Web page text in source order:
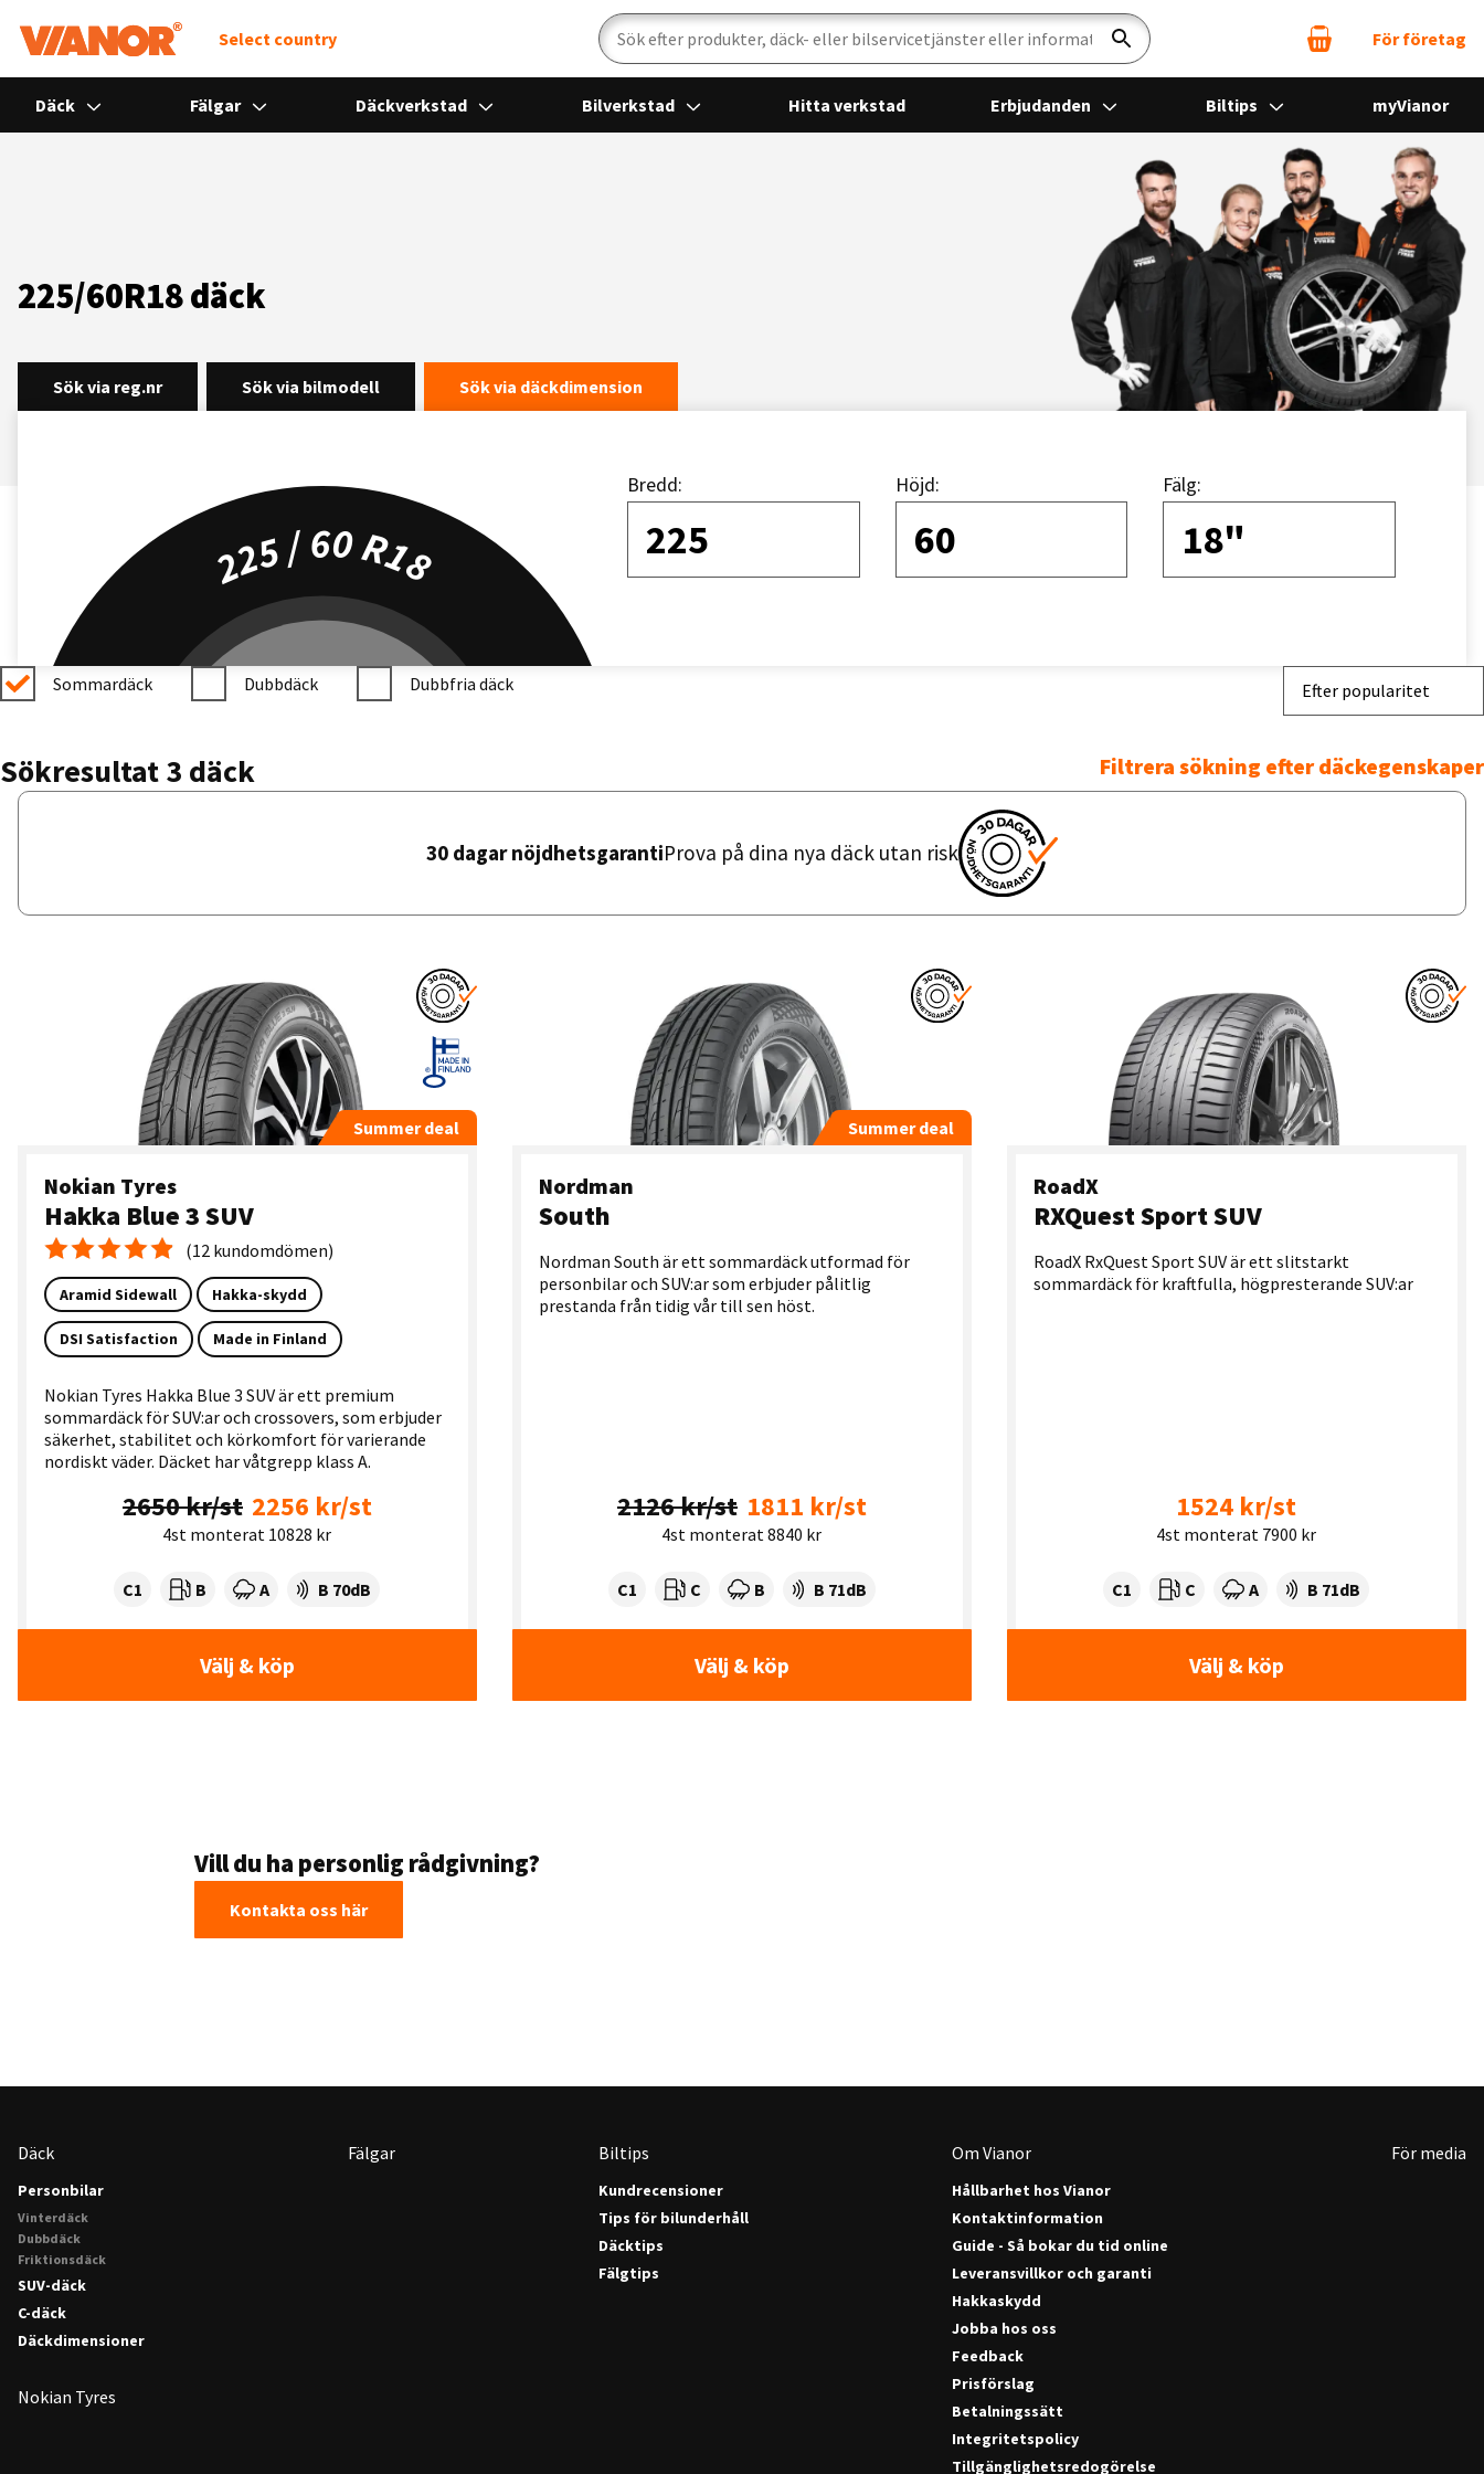
Select country Sök För företag
Däck Fälgar Däckverkstad Bilverkstad Hitta verkstad Erbjudanden Biltips myVianor
225/60R18 däck
Sök via reg.nr Sök via bilmodell Sök via däckdimension
225 / 60 R18
Bredd:
225
Höjd:
60
Fälg:
18"
Sommardäck Dubbdäck Dubbfria däck Efter popularitet
Sökresultat 3 däck Filtrera sökning efter däckegenskaper
30 dagar nöjdhetsgarantiProva på dina nya däck utan risk
Summer deal
Nokian Tyres
Hakka Blue 3 SUV
Medelbetyg 4.9 (12 kundomdömen)
Aramid Sidewall Hakka-skydd
DSI Satisfaction Made in Finland
Nokian Tyres Hakka Blue 3 SUV är ett premium
sommardäck för SUV:ar och crossovers, som erbjuder
säkerhet, stabilitet och körkomfort för varierande
nordiskt väder. Däcket har våtgrepp klass A.
2650 kr/st 2256 kr/st
4st monterat 10828 kr
Tyre class:
C1 Rullmotstånd:
B Våtgrepp:
A Ljudnivå dB:
B 70dB
Välj & köp
Summer deal
Nordman
South
Nordman South är ett sommardäck utformad för
personbilar och SUV:ar som erbjuder pålitlig
prestanda från tidig vår till sen höst.
2126 kr/st 1811 kr/st
4st monterat 8840 kr
Tyre class:
C1 Rullmotstånd:
C Våtgrepp:
B Ljudnivå dB:
B 71dB
Välj & köp
RoadX
RXQuest Sport SUV
RoadX RxQuest Sport SUV är ett slitstarkt
sommardäck för kraftfulla, högpresterande SUV:ar
1524 kr/st
4st monterat 7900 kr
Tyre class:
C1 Rullmotstånd:
C Våtgrepp:
A Ljudnivå dB:
B 71dB
Välj & köp
Vill du ha personlig rådgivning?
Kontakta oss här
Däck
Personbilar
Vinterdäck
Dubbdäck
Friktionsdäck
SUV-däck
C-däck
Däckdimensioner
Nokian Tyres
Fälgar Biltips
Kundrecensioner
Tips för bilunderhåll
Däcktips
Fälgtips
Om Vianor
Hållbarhet hos Vianor
Kontaktinformation
Guide - Så bokar du tid online
Leveransvillkor och garanti
Hakkaskydd
Jobba hos oss
Feedback
Prisförslag
Betalningssätt
Integritetspolicy
Tillgänglighetsredogörelse
För media